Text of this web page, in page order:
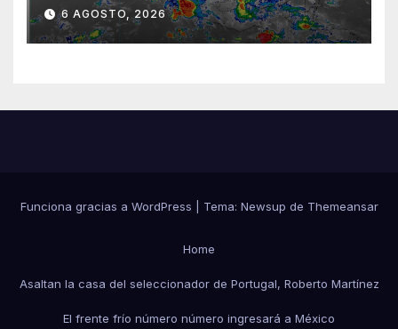
6 AGOSTO, 2026
Funciona gracias a WordPress Tema: Newsup de Themeansar
Home
Asaltan la casa del seleccionador de Portugal, Roberto Martínez
El frente frío número número ingresará a México